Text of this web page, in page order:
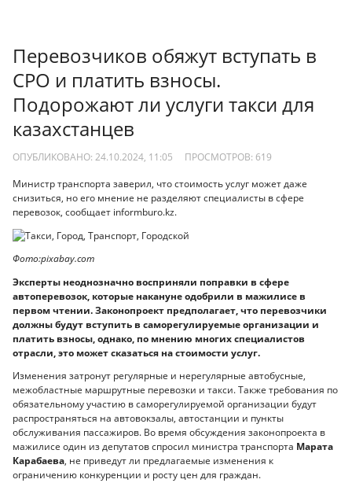
Перевозчиков обяжут вступать в
СРО и платить взносы.
Подорожают ли услуги такси для
казахстанцев
ОПУБЛИКОВАНО: 24.10.2024, 11:05 ПРОСМОТРОВ: 619
Министр транспорта заверил, что стоимость услуг может даже
снизиться, но его мнение не разделяют специалисты в сфере
перевозок, сообщает informburo.kz.
Фото:pixabay.com
Эксперты неоднозначно восприняли поправки в сфере
автоперевозок, которые накануне одобрили в мажилисе в
первом чтении. Законопроект предполагает, что перевозчики
должны будут вступить в саморегулируемые организации и
платить взносы, однако, по мнению многих специалистов
отрасли, это может сказаться на стоимости услуг.
Изменения затронут регулярные и нерегулярные автобусные,
межобластные маршрутные перевозки и такси. Также требования по
обязательному участию в саморегулируемой организации будут
распространяться на автовокзалы, автостанции и пункты
обслуживания пассажиров. Во время обсуждения законопроекта в
мажилисе один из депутатов спросил министра транспорта Марата
Карабаева, не приведут ли предлагаемые изменения к
ограничению конкуренции и росту цен для граждан.